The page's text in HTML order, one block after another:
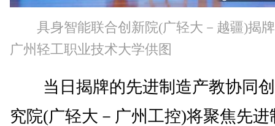
具身智能联合创新院(广轻大－越疆)揭
广州轻工职业技术大学供图
当日揭牌的先进制造产教协同
究院(广轻大－广州工控)将聚焦先进